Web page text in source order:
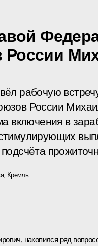
России
рабочую
России
включения в
Кремль
накопился ряд